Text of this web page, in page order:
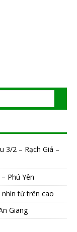
3/2 – Rạch Giá –
Phú Yên
từ trên cao
Giang